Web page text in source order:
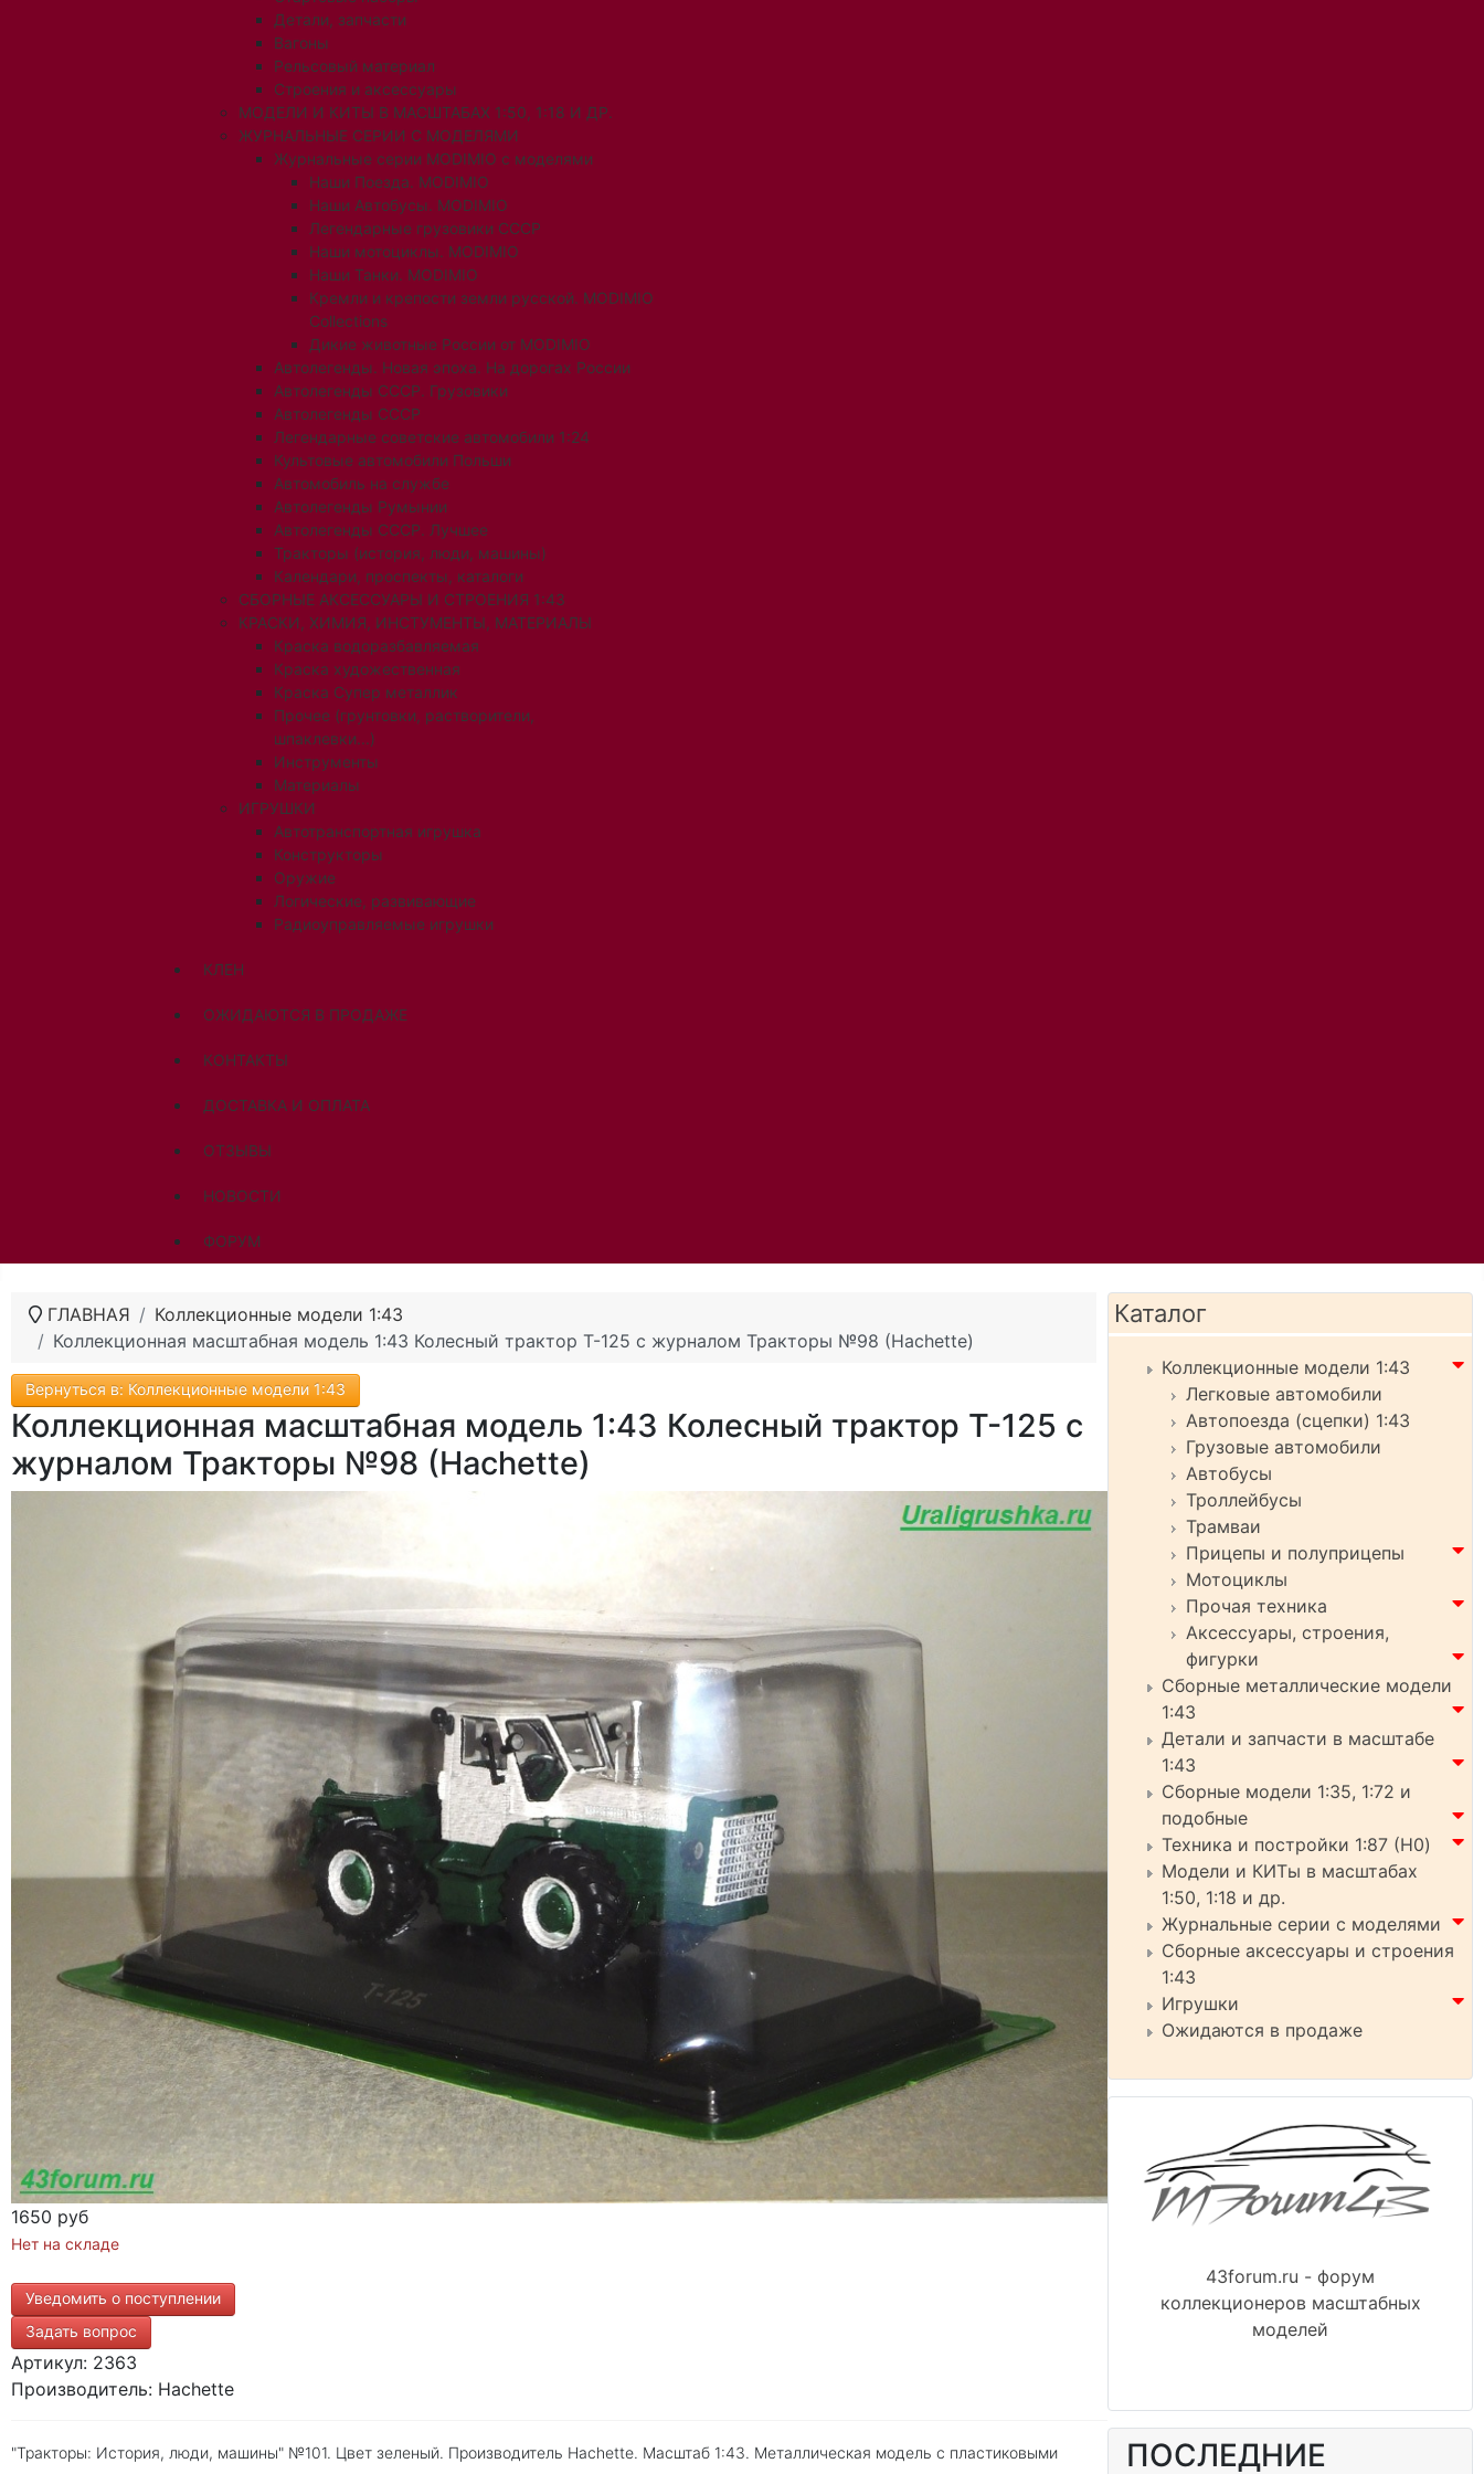
Детали, запчасти
Вагоны
Рельсовый материал
Строения и аксессуары
МОДЕЛИ И КИТЫ В МАСШТАБАХ 1:50, 1:18 И ДР.
ЖУРНАЛЬНЫЕ СЕРИИ С МОДЕЛЯМИ
Журнальные серии MODIMIO с моделями
Наши Поезда. MODIMIO
Наши Автобусы. MODIMIO
Легендарные грузовики СССР
Наши мотоциклы. MODIMIO
Наши Танки. MODIMIO
Кремли и крепости земли русской. MODIMIO
Collections
Дикие животные России от MODIMIO
Автолегенды. Новая эпоха. На дорогах России
Автолегенды СССР. Грузовики
Автолегенды СССР
Легендарные советские автомобили 1:24
Культовые автомобили Польши
Автомобиль на службе
Автолегенды Румынии
Автолегенды СССР. Лучшее
Тракторы (история, люди, машины)
Календари, проспекты, каталоги
СБОРНЫЕ АКСЕССУАРЫ И СТРОЕНИЯ 1:43
КРАСКИ, ХИМИЯ, ИНСТУМЕНТЫ, МАТЕРИАЛЫ
Краска водоразбавляемая
Краска художественная
Краска Супер металлик
Прочее (грунтовки, растворители,
шпаклевки...)
Инструменты
Материалы
ИГРУШКИ
Автотранспортная игрушка
Конструкторы
Оружие
Логические, развивающие
Радиоуправляемые игрушки
КЛЕН
ОЖИДАЮТСЯ В ПРОДАЖЕ
КОНТАКТЫ
ДОСТАВКА И ОПЛАТА
ОТЗЫВЫ
НОВОСТИ
ФОРУМ
ГЛАВНАЯ
Коллекционные модели 1:43
Коллекционная масштабная модель 1:43 Колесный трактор Т-125 с журналом Тракторы №98 (Hachette)
Вернуться в: Коллекционные модели 1:43
Коллекционная масштабная модель 1:43 Колесный трактор Т-125 с
журналом Тракторы №98 (Hachette)
1650 руб
Нет на складе
Уведомить о поступлении
Задать вопрос
Артикул: 2363
Производитель: Hachette
"Тракторы: История, люди, машины" №101. Цвет зеленый. Производитель Hachette. Масштаб 1:43. Металлическая модель с пластиковыми
Каталог
Коллекционные модели 1:43
Легковые автомобили
Автопоезда (сцепки) 1:43
Грузовые автомобили
Автобусы
Троллейбусы
Трамваи
Прицепы и полуприцепы
Мотоциклы
Прочая техника
Аксессуары, строения,
фигурки
Сборные металлические модели
1:43
Детали и запчасти в масштабе
1:43
Сборные модели 1:35, 1:72 и
подобные
Техника и постройки 1:87 (H0)
Модели и КИТы в масштабах
1:50, 1:18 и др.
Журнальные серии с моделями
Сборные аксессуары и строения
1:43
Игрушки
Ожидаются в продаже
43forum.ru - форум
коллекционеров масштабных
моделей
ПОСЛЕДНИЕ